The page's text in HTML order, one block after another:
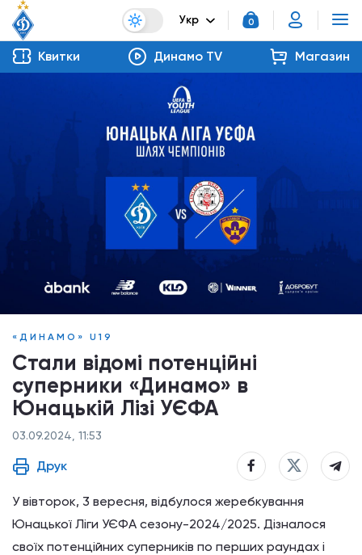
Укр 0
Квитки Динамо TV Магазин
«ДИНАМО» U19
Стали відомі потенційні
суперники «Динамо» в
Юнацькій Лізі УЄФА
03.09.2024, 11:53
Друк
У вівторок, 3 вересня, відбулося жеребкування
Юнацької Ліги УЄФА сезону-2024/2025. Дізналося
своїх потенційних суперників по перших раундах і